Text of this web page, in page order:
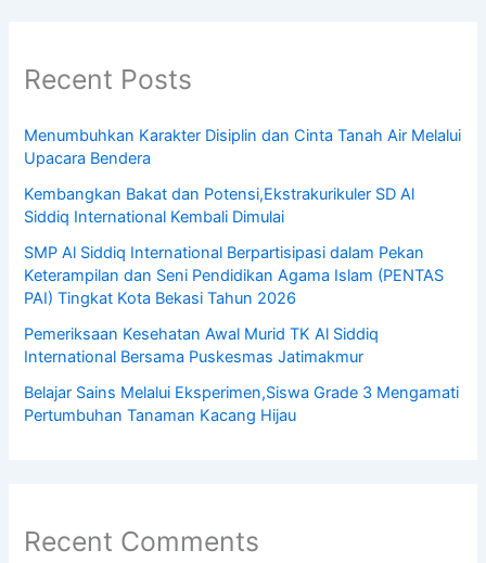
Recent Posts
Menumbuhkan Karakter Disiplin dan Cinta Tanah Air Melalui
Upacara Bendera
Kembangkan Bakat dan Potensi,Ekstrakurikuler SD Al
Siddiq International Kembali Dimulai
SMP Al Siddiq International Berpartisipasi dalam Pekan
Keterampilan dan Seni Pendidikan Agama Islam (PENTAS
PAI) Tingkat Kota Bekasi Tahun 2026
Pemeriksaan Kesehatan Awal Murid TK Al Siddiq
International Bersama Puskesmas Jatimakmur
Belajar Sains Melalui Eksperimen,Siswa Grade 3 Mengamati
Pertumbuhan Tanaman Kacang Hijau
Recent Comments